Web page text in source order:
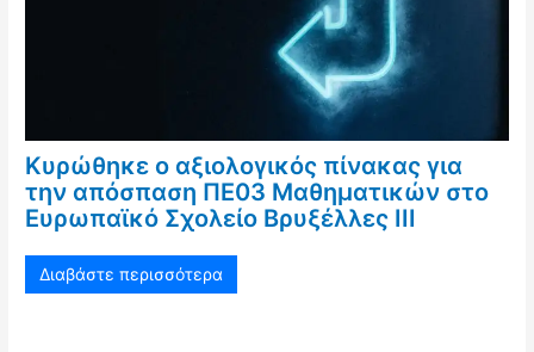
Κυρώθηκε ο αξιολογικός πίνακας για
την απόσπαση ΠΕ03 Μαθηματικών στο
Ευρωπαϊκό Σχολείο Βρυξέλλες ΙΙΙ
Διαβάστε περισσότερα